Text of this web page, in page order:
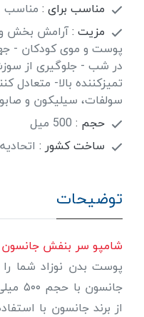
مناسب برای : مناسب
مزیت :آرامش بخش و
پوست و موی کودکان -
در شب - جلوگیری از
سولفات، سیلیکون و
حجم : 500 میل
ساخت کشور :
توضیحات
شامپو سر بنفش جانسون Johnsons
پوست بدن نوزاد شما
از برند جانسون با